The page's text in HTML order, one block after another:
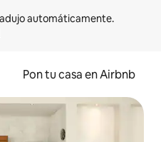
Pon tu casa en Airbnb